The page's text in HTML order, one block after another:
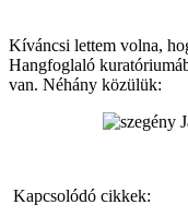
Kíváncsi lettem volna,
Hangfoglaló
van. Néhány közülük:
Kapcsolódó cikkek: